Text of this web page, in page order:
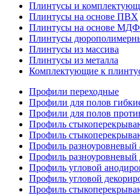
Плинтусы и
Плинтусы на основе ПВХ
Плинтусы на основе МДФ
Плинтусы
Плинтусы из массива
Плинтусы из металла
Комплектующие к
Профили переходные
Профили для полов
Профили для полов
Профиль
Профиль
Профиль
Профиль разноуровневый
Профиль угловой
Профиль угловой
Профиль